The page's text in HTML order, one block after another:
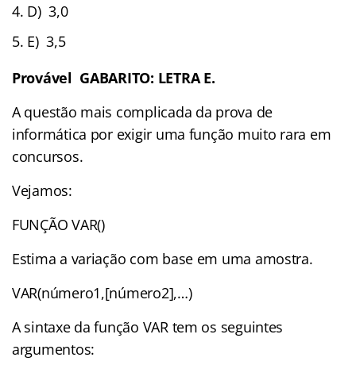
D) 3,0
E) 3,5
Provável GABARITO: LETRA E.
A questão mais complicada da prova de
informática por exigir uma função muito rara em
concursos.
Vejamos:
FUNÇÃO VAR()
Estima a variação com base em uma amostra.
VAR(número1,[número2],…)
A sintaxe da função VAR tem os seguintes
argumentos: